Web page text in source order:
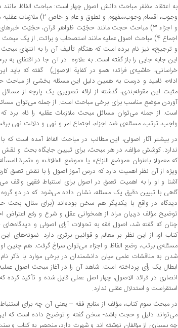
به اعتقاد مظفر مباحث دانش اصول چهار است: مباحث الفاظ مانند
وجوب، اقسام وجوب،مفهوم و نطوق و
و اجزاء 3) مباحث حجت مانند حجّیّت ظواهر قرآن، حجّیّت
اجماع 4) مباحث اصول عملیه مانند استصحاب و برائت. از یک
و ترجیح» نیز نام برده است که هنگام تألیف آن را به انتهای
این جابه جایی را باز گفته است. به علاوه در آن جا در اقتفای به
خراسانی، حاشیه‌ی فرائد؛ همو در کفایة الاصول) گفته که باید
ادله» نامید و درست به همین دلیل این مسئله بخشی از مباحث
مثبت این مقوله‌بندی، گذشته از ارائه تصویری یک پارچه از
آوردن موضع مناسب برای برخی مباحث است. از جمله می‌توان
است. از جمله می‌توان مسائل مبحث ملازمات عقلیه را نام برد
واجب، ترتب، مسئله‌ی ضد اجزاء، اجتماع امر و نهی و دلالت نهی
در بیشتر آثار اصولی، این مطالب در مباحث الفاظ آمده است که
ندارد. کوشش مؤلف، در هر مبحث، برای تبیین جایگاه بحث و نقش
که معمولا باعنوان «موضع النزاع» یا «موضع الخلاف» و «ثمرة
ویژه از آن نظر اهمیت دارد که درس آموز اصول را با نقش تعمق
آشنا و او را به اهمیت تعمق در اصول برای استنباط فقهی واقف
گاهی با تبیین دقیق یک مسئله، نشان داده می‌شود که در دو
دیدگاه در واقع با یکدیگر هم سخن بوده‌اند (برای مثال،
توضیح مؤلف دربیان مراد از همخوانی عقل و شرع و رفع اعتراض
چنان که گفته شد، اصول فقه به تحولات آرای اصولی و دیدگاه‌های
کتاب او، از این نظر بر معالم و قوانین برتری دارد. نمونه‌های
مسئله‌ی برتب، وضع الفاظ و اجزاء می‌توان سراغ گرفت. هم چنین او
شدن به مناقشات علمی میان دانشمندان در برخی موارد با ذکر
ابطال یک رأی پرداخته است. شاهد آن را در آغاز مبحث اصول
انصاری در فرائد الاصول، چهار اصل عملی قایل شده و تأکید
استقراست و استدلال عقلی ندارد.
در مبحث سوم کتاب، مؤلف از منابع فقه – یعنی آن چه برای
می‌تواند دلیل و حجت باشد- سخن گفته و توضیح داده است که
چه بسیاری از مؤلفان نوشته اند و شهرت دارد، منحصر به کتاب و